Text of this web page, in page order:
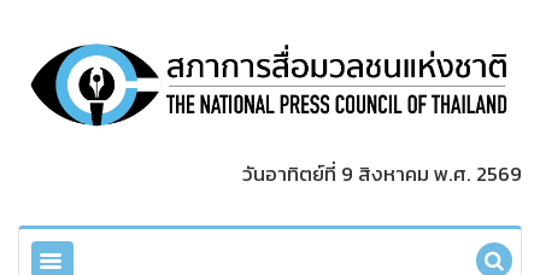
วันอาทิตย์ที่ 9 สิงหาคม พ.ศ. 2569